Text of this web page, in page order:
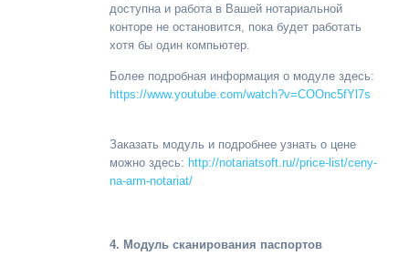
доступна и работа в Вашей нотариальной
конторе не остановится, пока будет работать
хотя бы один компьютер.
Более подробная информация о модуле здесь:
https://www.youtube.com/watch?v=COOnc5fYl7s
Заказать модуль и подробнее узнать о цене
можно здесь: http://notariatsoft.ru//price-list/ceny-
na-arm-notariat/
4. Модуль сканирования паспортов